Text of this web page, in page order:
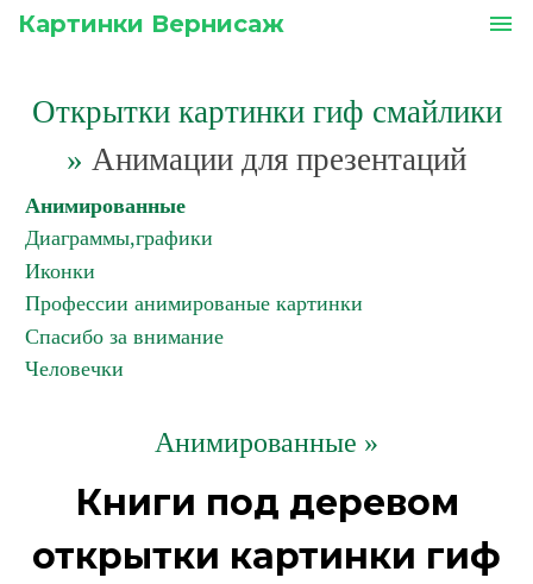
Картинки Вернисаж menu
Открытки картинки гиф смайлики
» Анимации для презентаций
Анимированные
Диаграммы,графики
Иконки
Профессии анимированые картинки
Спасибо за внимание
Человечки
Анимированные »
Книги под деревом
открытки картинки гиф